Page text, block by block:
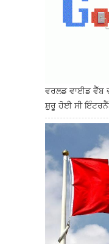
ਵਰਲਡ ਵਾਈਡ ਵੈੱਬ
ਸ਼ੁਰੂ ਹੋਈ ਸੀ